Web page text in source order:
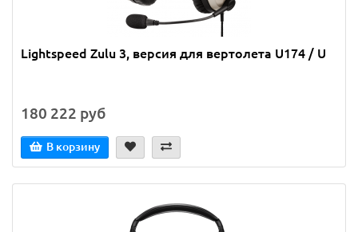
Lightspeed Zulu 3, версия для вертолета U174 / U
180 222 руб
В корзину